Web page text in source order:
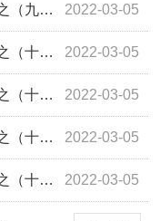
2022-03-05
开标准目录
2022-03-05
开标准目录
2022-03-05
开标准目录
2022-03-05
开标准目录
2022-03-05
开标准目录